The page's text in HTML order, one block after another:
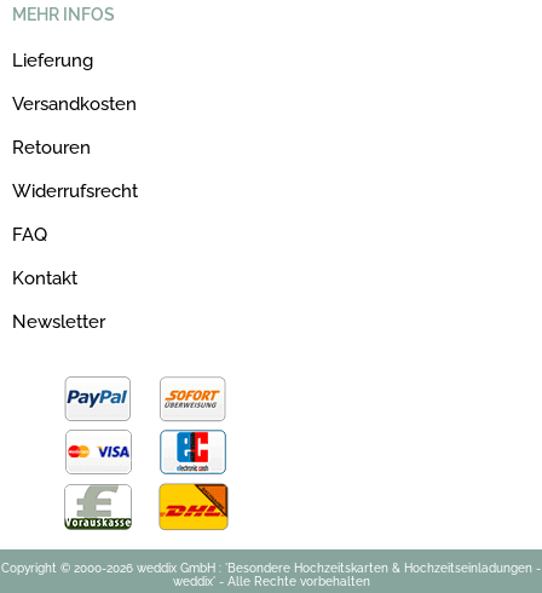
MEHR INFOS
Lieferung
Versandkosten
Retouren
Widerrufsrecht
FAQ
Kontakt
Newsletter
Copyright © 2000-2026 weddix GmbH : 'Besondere Hochzeitskarten & Hochzeitseinladungen -
weddix' - Alle Rechte vorbehalten